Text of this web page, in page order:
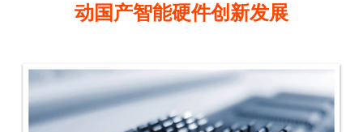
动国产智能硬件创新发展